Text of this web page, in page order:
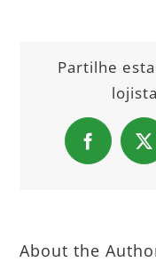
Partilhe
Facebook
X
About the